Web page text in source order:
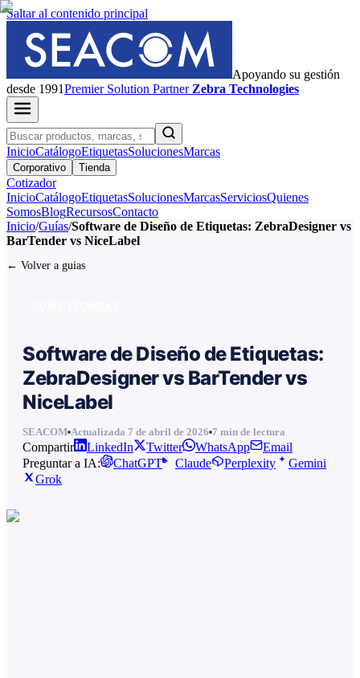
Saltar al contenido principal
Apoyando su gestión
desde 1991PremierSolution Partner Zebra Technologies
InicioCatálogoEtiquetasSolucionesMarcas
Corporativo Tienda
Cotizador
InicioCatálogoEtiquetasSolucionesMarcasServiciosQuienes
SomosBlogRecursosContacto
Inicio/Guías/Software de Diseño de Etiquetas: ZebraDesigner vs
BarTender vs NiceLabel
← Volver a guias
Software de Diseño de Etiquetas:
ZebraDesigner vs BarTender vs
NiceLabel
SEACOM Actualizada 7 de abril de 2026 7 min de lectura
Compartir LinkedIn Twitter WhatsApp
Email
Preguntar a IA:
ChatGPT Claude Perplexity
Gemini
Grok